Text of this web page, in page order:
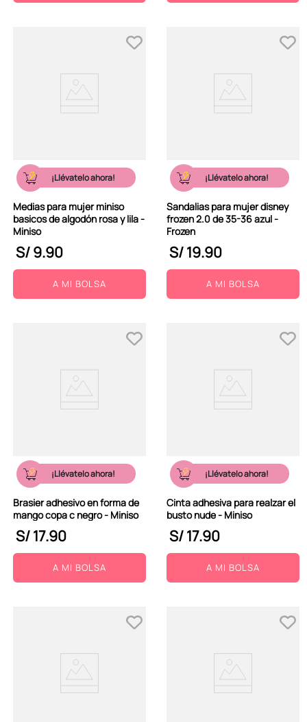
¡Llévatelo ahora!
Medias para mujer miniso
basicos de algodón rosa y lila -
Miniso
S/9.90
A MI BOLSA
¡Llévatelo ahora!
Sandalias para mujer disney
frozen 2.0 de 35-36 azul -
Frozen
S/19.90
A MI BOLSA
¡Llévatelo ahora!
Brasier adhesivo en forma de
mango copa c negro - Miniso
S/17.90
A MI BOLSA
¡Llévatelo ahora!
Cinta adhesiva para realzar el
busto nude - Miniso
S/17.90
A MI BOLSA